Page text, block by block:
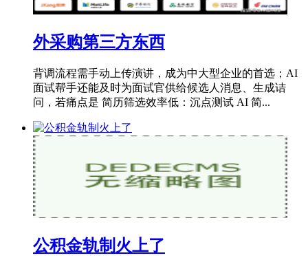
外采购第三方东西
背调流程需手动上传演讲，成为中大型企业的首选；AI
面试帮手还能及时为面试官供给候选人消息、生成诘
问，若痛点是 简历筛选效率低：沉点测试 AI 简...
公积金轨制火上了